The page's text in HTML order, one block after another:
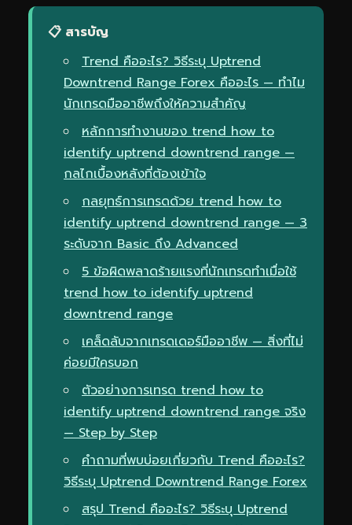
📋 สารบัญ
Trend คืออะไร? วิธีระบุ Uptrend
Downtrend Range Forex คืออะไร — ทำไม
นักเทรดมืออาชีพถึงให้ความสำคัญ
หลักการทำงานของ trend how to
identify uptrend downtrend range —
กลไกเบื้องหลังที่ต้องเข้าใจ
กลยุทธ์การเทรดด้วย trend how to
identify uptrend downtrend range — 3
ระดับจาก Basic ถึง Advanced
5 ข้อผิดพลาดร้ายแรงที่นักเทรดทำเมื่อใช้
trend how to identify uptrend
downtrend range
เคล็ดลับจากเทรดเดอร์มืออาชีพ — สิ่งที่ไม่
ค่อยมีใครบอก
ตัวอย่างการเทรด trend how to
identify uptrend downtrend range จริง
— Step by Step
คำถามที่พบบ่อยเกี่ยวกับ Trend คืออะไร?
วิธีระบุ Uptrend Downtrend Range Forex
สรุป Trend คืออะไร? วิธีระบุ Uptrend